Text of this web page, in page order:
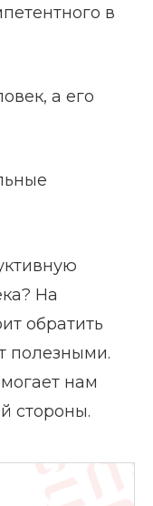
в
а его
На
обратить
полезными.
нам
стороны.